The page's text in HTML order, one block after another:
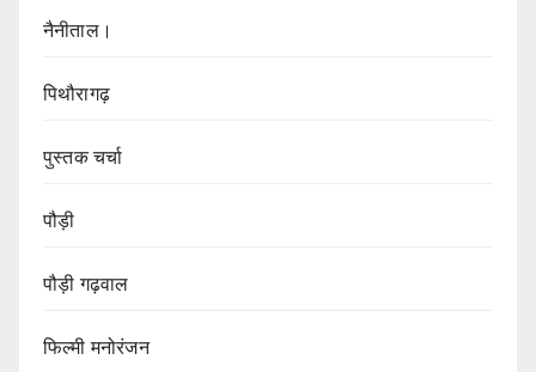
नैनीताल।
पिथौरागढ़
पुस्तक चर्चा
पौड़ी
पौड़ी गढ़वाल
फिल्मी मनोरंजन